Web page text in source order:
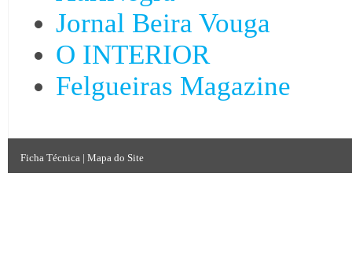
Jornal Beira Vouga
O INTERIOR
Felgueiras Magazine
Ficha Técnica | Mapa do Site